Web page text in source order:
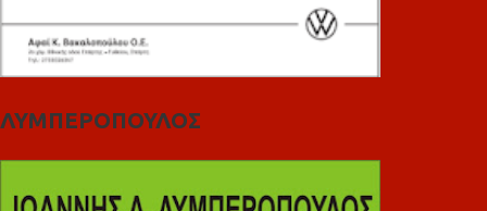
ΛΥΜΠΕΡΟΠΟΥΛΟΣ